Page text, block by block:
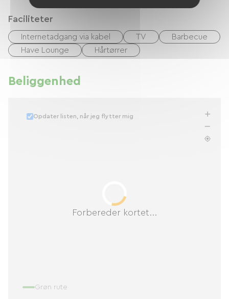
Faciliteter
Internetadgang via kabel TV
Barbecue
Have Lounge
Hårtørrer
Beliggenhed
Forbereder kortet...
Opdater listen, når jeg flytter mig
Grøn rute